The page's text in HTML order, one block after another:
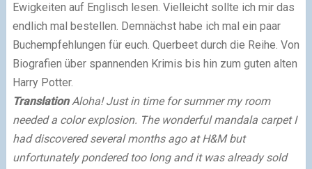
Ewigkeiten auf Englisch lesen. Vielleicht sollte ich mir das
endlich mal bestellen. Demnächst habe ich mal ein paar
Buchempfehlungen für euch. Querbeet durch die Reihe. Von
Biografien über spannenden Krimis bis hin zum guten alten
Harry Potter.
Translation Aloha!Just in time for summer my room
needed a color explosion. The wonderful mandala carpet I
had discovered several months ago at H&M but
unfortunately pondered too long and it was already sold